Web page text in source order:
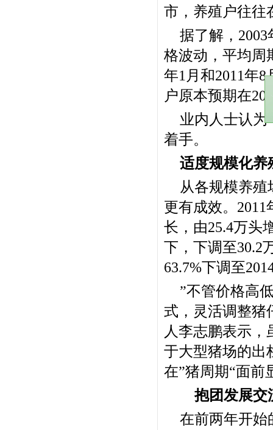
市，养殖户往往
据了解，
格波动，平均周
年1月和2011年
户原本预期在
业内人士认为
着手。
适度规模化养
从各规模养
更有成效。
长，由25.4万头
下，下调至30.2
63.7%下调至
”不管价格高
式，灵活调整猪
人李志鹏表示
于大型猪场的出
在”猪周期“面前
抱团发展交
在前两年开始